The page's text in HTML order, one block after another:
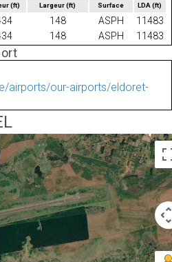
(ft) Largeur(ft) Surface LDA(ft)
148 ASPH
11483
148 ASPH 11483
airports/our-airports/eldoret-